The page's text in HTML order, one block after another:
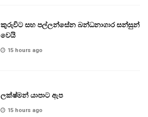
කුරුවිට සහ පල්ලන්සේන බන්ධනාගාර සන්සුන්
වෙයි
15 hours ago
ලක්ෂ්මන් යාපාට ඇප
15 hours ago